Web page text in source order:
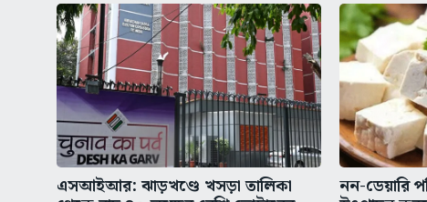
এসআইআর: ঝাড়খণ্ডে খসড়া তালিকা নন-ডেয়ারি